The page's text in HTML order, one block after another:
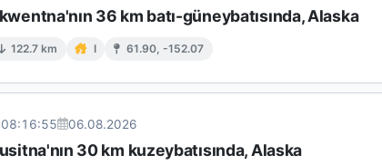
36 km batı-güneybatısında, Alaska
122.7 km I 61.90, -152.07
08:16:55 06.08.2026
30 km kuzeybatısında, Alaska